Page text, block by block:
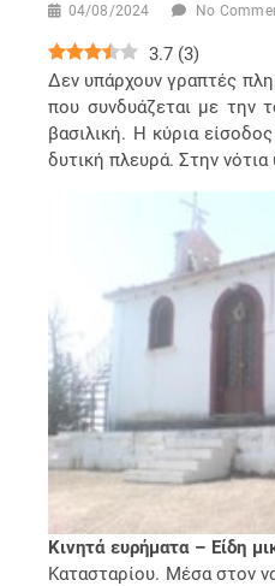
04/08/2024 No
3.7 (3)
Δεν υπάρχουν γραπτές
που συνδυάζεται με την
βασιλική. Η κύρια
δυτική πλευρά. Στην
Κινητά ευρήματα – Είδη
Κατασταρίου. Μέσα στον